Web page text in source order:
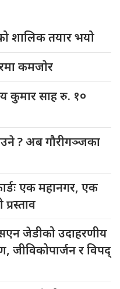
शालिक तयार भयो
कमजाेर
कुमार साह रु. १०
? अब गौरीगञ्जका
एक महानगर, एक
जेडीको उदाहरणीय
जीविकोपार्जन र विपद्